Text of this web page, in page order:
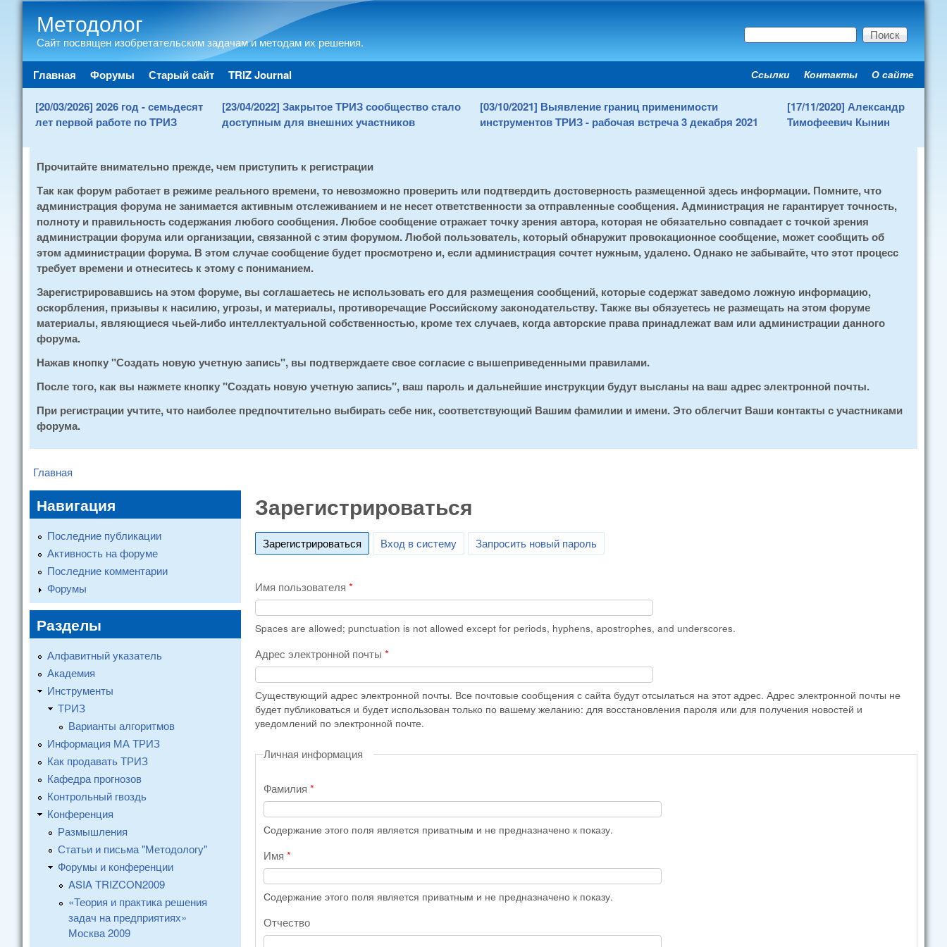
Методолог
Сайт посвящен изобретательским задачам и методам их решения. Форма поиска
Поиск
Main menu
Главная Форумы Старый сайт TRIZ Journal Secondary menu
Ссылки Контакты О сайте
[20/03/2026] 2026 год - семьдесят
лет первой работе по ТРИЗ
[23/04/2022] Закрытое ТРИЗ сообщество стало
доступным для внешних участников
[03/10/2021] Выявление границ применимости
инструментов ТРИЗ - рабочая встреча 3 декабря 2021
[17/11/2020] Александр
Тимофеевич Кынин
Прочитайте внимательно прежде, чем приступить к регистрации
Так как форум работает в режиме реального времени, то невозможно проверить или подтвердить достоверность размещенной здесь информации. Помните, что
администрация форума не занимается активным отслеживанием и не несет ответственности за отправленные сообщения. Администрация не гарантирует точность,
полноту и правильность содержания любого сообщения. Любое сообщение отражает точку зрения автора, которая не обязательно совпадает с точкой зрения
администрации форума или организации, связанной с этим форумом. Любой пользователь, который обнаружит провокационное сообщение, может сообщить об
этом администрации форума. В этом случае сообщение будет просмотрено и, если администрация сочтет нужным, удалено. Однако не забывайте, что этот процесс
требует времени и отнеситесь к этому с пониманием.
Зарегистрировавшись на этом форуме, вы соглашаетесь не использовать его для размещения сообщений, которые содержат заведомо ложную информацию,
оскорбления, призывы к насилию, угрозы, и материалы, противоречащие Российскому законодательству. Также вы обязуетесь не размещать на этом форуме
материалы, являющиеся чьей-либо интеллектуальной собственностью, кроме тех случаев, когда авторские права принадлежат вам или администрации данного
форума.
Нажав кнопку "Создать новую учетную запись", вы подтверждаете свое согласие с вышеприведенными правилами.
После того, как вы нажмете кнопку "Создать новую учетную запись", ваш пароль и дальнейшие инструкции будут высланы на ваш адрес электронной почты.
При регистрации учтите, что наиболее предпочтительно выбирать себе ник, соответствующий Вашим фамилии и имени. Это облегчит Ваши контакты с участниками
форума.
You are here
Главная
Зарегистрироваться
Зарегистрироваться (active tab)
Вход в систему Запросить новый пароль
Имя пользователя *
Spaces are allowed; punctuation is not allowed except for periods, hyphens, apostrophes, and underscores.
Адрес электронной почты *
Существующий адрес электронной почты. Все почтовые сообщения с сайта будут отсылаться на этот адрес. Адрес электронной почты не
будет публиковаться и будет использован только по вашему желанию: для восстановления пароля или для получения новостей и
уведомлений по электронной почте.
Личная информация
Фамилия*
Содержание этого поля является приватным и не предназначено к показу.
Имя*
Содержание этого поля является приватным и не предназначено к показу.
Отчество
Навигация
Последние публикации
Активность на форуме
Последние комментарии
Форумы
Разделы
Алфавитный указатель
Академия
Инструменты
ТРИЗ
Варианты алгоритмов
Информация МА ТРИЗ
Как продавать ТРИЗ
Кафедра прогнозов
Контрольный гвоздь
Конференция
Размышления
Статьи и письма "Методологу"
Форумы и конференции
ASIA TRIZCON2009
«Теория и практика решения
задач на предприятиях»
Москва 2009